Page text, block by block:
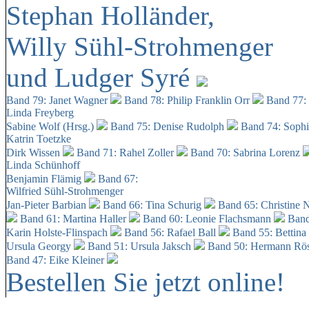
Stephan Holländer,
Willy Sühl-Strohmenger
und Ludger Syré
Band 79: Janet Wagner Band 78: Philip Franklin Orr
Band
Linda Freyberg
Sabine Wolf (Hrsg.)
Band 75: Denise Rudolph
Band 74:
Katrin Toetzke
Dirk Wissen
Band 71: Rahel Zoller
Band 70: Sabrina Lorenz
Linda Schünhoff
Benjamin Flämig
Band 67:
Wilfried Sühl-Strohmenger
Jan-Pieter Barbian
Band 66: Tina Schurig
Band 65: Christine
Band 61: Martina Haller
Band 60: Leonie Flachsmann
Karin Holste-Flinspach
Band 56: Rafael Ball
Band 55:
Ursula Georgy
Band 51: Ursula Jaksch Band 50: Hermann
Band 47: Eike Kleiner
Bestellen Sie jetzt online!